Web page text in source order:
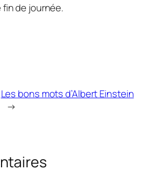
de journée.
Les bons mots d’Albert Einstein
→